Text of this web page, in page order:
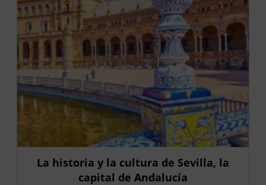
La historia y la cultura de Sevilla, la
capital de Andalucía